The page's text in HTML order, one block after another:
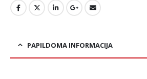
PAPILDOMA INFORMACIJA